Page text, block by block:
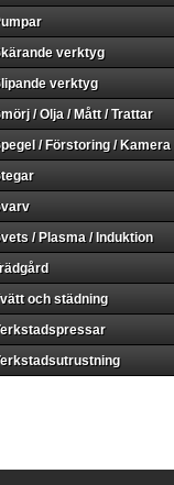
verktyg
verktyg
/ Olja / Mått / Trattar
/ Förstoring / Kamera
/ Plasma / Induktion
och städning